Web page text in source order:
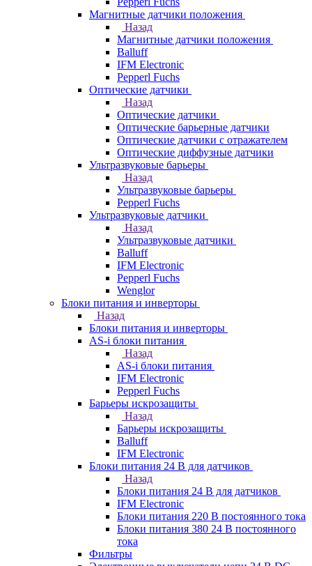
Магнитные датчики положения
Назад
Магнитные датчики положения
Balluff
IFM Electronic
Pepperl Fuchs
Оптические датчики
Назад
Оптические датчики
Оптические барьерные датчики
Оптические датчики с отражателем
Оптические диффузные датчики
Ультразвуковые барьеры
Назад
Ультразвуковые барьеры
Pepperl Fuchs
Ультразвуковые датчики
Назад
Ультразвуковые датчики
Balluff
IFM Electronic
Pepperl Fuchs
Wenglor
Блоки питания и инверторы
Назад
Блоки питания и инверторы
AS-i блоки питания
Назад
AS-i блоки питания
IFM Electronic
Pepperl Fuchs
Барьеры искрозащиты
Назад
Барьеры искрозащиты
Balluff
IFM Electronic
Блоки питания 24 В для датчиков
Назад
Блоки питания 24 В для датчиков
IFM Electronic
Блоки питания 220 В постоянного тока
Блоки питания 380 24 В постоянного
тока
Фильтры